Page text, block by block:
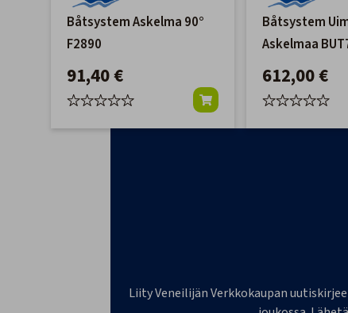
Båtsystem Askelma 90°
F2890
91,40 €
Båtsystem
Askelmaa
612,00 €
Liity Veneilijän Verkkokaupan